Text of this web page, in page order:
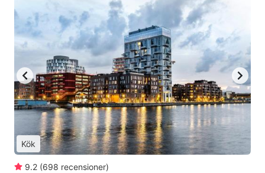
Kök
9.2 (698 recensioner)